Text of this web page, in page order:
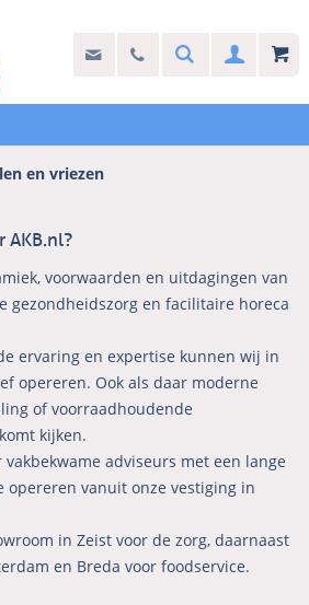
info@akb.nl
Stel uw vraag
030 69 50 814Search
en vriezen
AKB.nl?
voorwaarden en uitdagingen van
gezondheidszorg en facilitaire horeca
ervaring en expertise kunnen wij in
opereren. Ook als daar moderne
of voorraadhoudende
kijken.
adviseurs met een lange
opereren vanuit onze vestiging in
in Zeist voor de zorg, daarnaast
en Breda voor foodservice.